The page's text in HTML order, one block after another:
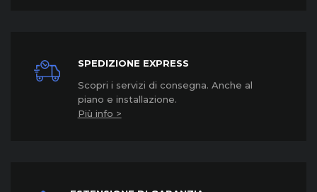
SPEDIZIONE EXPRESS
Scopri i servizi di consegna. Anche al
piano e installazione.
Più info >